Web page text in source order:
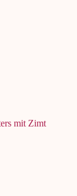
mit Zimt